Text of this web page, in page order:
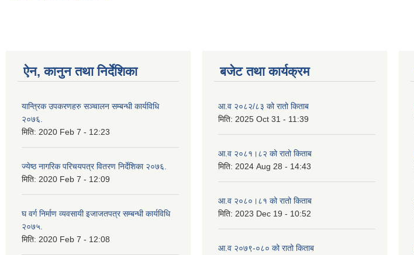
ऐन, कानुन तथा निर्देशिका
यान्त्रिक उपकरणहरु सञ्चालन सम्बन्धी कार्यविधि
२०७६.
मिति: 2020 Feb 7 - 12:23
ज्येष्ठ नागरिक परिचयपत्र वितरण निर्देशिका २०७६.
मिति: 2020 Feb 7 - 12:09
घ वर्ग निर्माण व्यवसायी इजाजतपत्र सम्बन्धी कार्यविधि
२०७५.
मिति: 2020 Feb 7 - 12:08
बजेट तथा कार्यक्रम
आ.व २०८२/८३ को रातो किताब
मिति: 2025 Oct 31 - 11:39
आ.व २०८१।८२ को रातो किताब
मिति: 2024 Aug 28 - 14:43
आ.व २०८०।८१ को रातो किताब
मिति: 2023 Dec 19 - 10:52
आ.व २०७९-०८० को रातो किताब